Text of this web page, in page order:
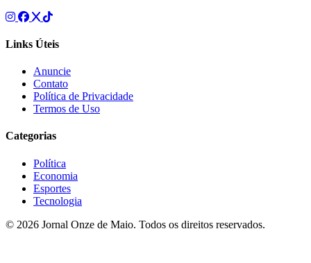
Links Úteis
Anuncie
Contato
Política de Privacidade
Termos de Uso
Categorias
Política
Economia
Esportes
Tecnologia
© 2026 Jornal Onze de Maio. Todos os direitos reservados.